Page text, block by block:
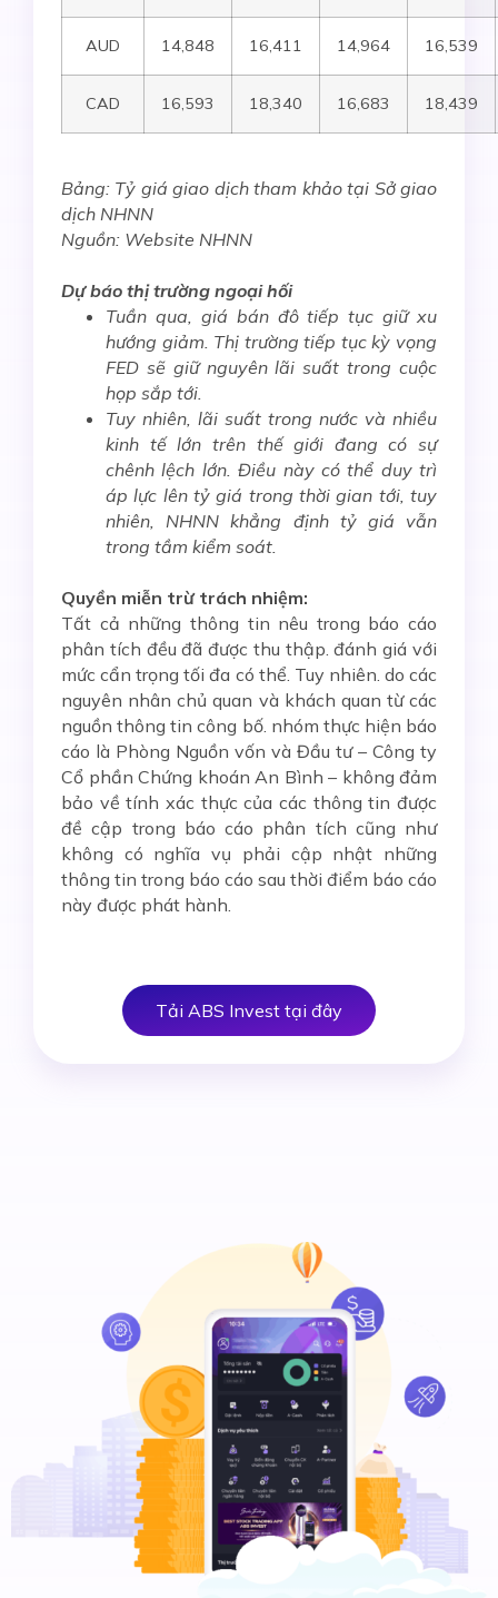
AUD 14,848 16,411 14,964 16,539
CAD 16,593 18,340 16,683 18,439
Bảng: Tỷ giá giao dịch tham khảo tại Sở giao
dịch NHNN
Nguồn: Website NHNN
Dự báo thị trường ngoại hối
Tuần qua, giá bán đô tiếp tục giữ xu
hướng giảm. Thị trường tiếp tục kỳ vọng
FED sẽ giữ nguyên lãi suất trong cuộc
họp sắp tới.
Tuy nhiên, lãi suất trong nước và nhiều
kinh tế lớn trên thế giới đang có sự
chênh lệch lớn. Điều này có thể duy trì
áp lực lên tỷ giá trong thời gian tới, tuy
nhiên, NHNN khẳng định tỷ giá vẫn
trong tầm kiểm soát.
Quyền miễn trừ trách nhiệm:
Tất cả những thông tin nêu trong báo cáo
phân tích đều đã được thu thập. đánh giá với
mức cẩn trọng tối đa có thể. Tuy nhiên. do các
nguyên nhân chủ quan và khách quan từ các
nguồn thông tin công bố. nhóm thực hiện báo
cáo là Phòng Nguồn vốn và Đầu tư – Công ty
Cổ phần Chứng khoán An Bình – không đảm
bảo về tính xác thực của các thông tin được
đề cập trong báo cáo phân tích cũng như
không có nghĩa vụ phải cập nhật những
thông tin trong báo cáo sau thời điểm báo cáo
này được phát hành.
Tải ABS Invest tại đây